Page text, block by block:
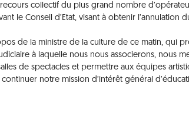
recours collectif du plus grand nombre
le Conseil d’Etat, visant à obtenir l’annulation
de la ministre de la culture de ce matin, qui
à laquelle nous nous associerons, nous
de spectacles et permettre aux équipes
notre mission d’intérêt général